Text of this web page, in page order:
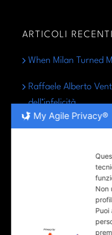
ARTICOLI RECENTI
When Milan Turned
Raffaele Alberto
dell’infelicità
Parma celebra la
My Agile Privacy®
Non
Puoi